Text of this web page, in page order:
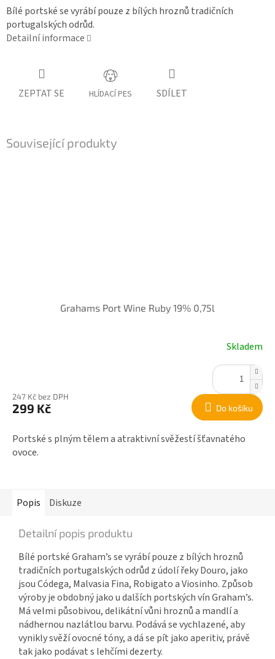
Bílé portské se vyrábí pouze z bílých hroznů tradičních
portugalských odrůd.
Detailní informace
ZEPTAT SE HLÍDACÍ PES SDÍLET
Související produkty
Grahams Port Wine Ruby 19% 0,75l
Skladem
247 Kč bez DPH
299 Kč Do košíku
Portské s plným tělem a atraktivní svěžestí šťavnatého
ovoce.
Popis Diskuze
Detailní popis produktu
Bílé portské Graham’s se vyrábí pouze z bílých hroznů
tradičních portugalských odrůd z údolí řeky Douro, jako
jsou Códega, Malvasia Fina, Robigato a Viosinho. Způsob
výroby je obdobný jako u dalších portských vín Graham’s.
Má velmi působivou, delikátní vůni hroznů a mandlí a
nádhernou nazlátlou barvu. Podává se vychlazené, aby
vynikly svěží ovocné tóny, a dá se pít jako aperitiv, právě
tak jako podávat s lehčími dezerty.